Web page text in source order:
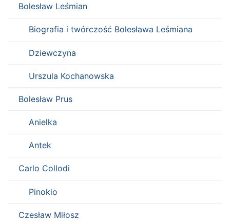
Bolesław Leśmian
Biografia i twórczość Bolesława Leśmiana
Dziewczyna
Urszula Kochanowska
Bolesław Prus
Anielka
Antek
Carlo Collodi
Pinokio
Czesław Miłosz